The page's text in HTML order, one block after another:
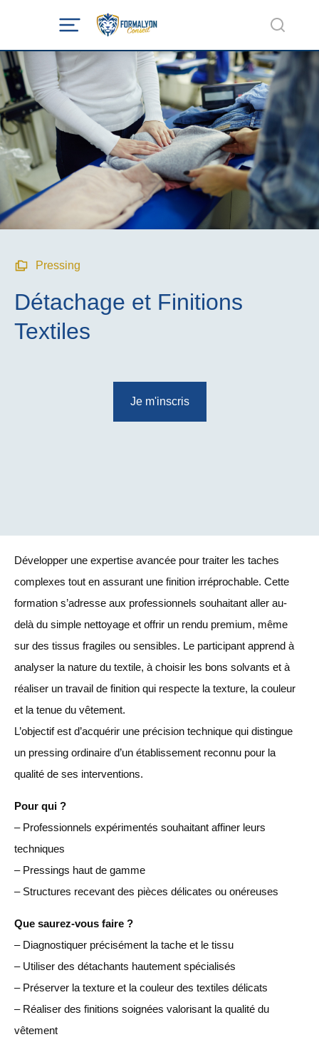
Pressing
Détachage et Finitions
Textiles
Je m'inscris
Développer une expertise avancée pour traiter les taches
complexes tout en assurant une finition irréprochable. Cette
formation s’adresse aux professionnels souhaitant aller au-
delà du simple nettoyage et offrir un rendu premium, même
sur des tissus fragiles ou sensibles. Le participant apprend à
analyser la nature du textile, à choisir les bons solvants et à
réaliser un travail de finition qui respecte la texture, la couleur
et la tenue du vêtement.
L’objectif est d’acquérir une précision technique qui distingue
un pressing ordinaire d’un établissement reconnu pour la
qualité de ses interventions.
Pour qui ?
– Professionnels expérimentés souhaitant affiner leurs
techniques
– Pressings haut de gamme
– Structures recevant des pièces délicates ou onéreuses
Que saurez-vous faire ?
– Diagnostiquer précisément la tache et le tissu
– Utiliser des détachants hautement spécialisés
– Préserver la texture et la couleur des textiles délicats
– Réaliser des finitions soignées valorisant la qualité du
vêtement